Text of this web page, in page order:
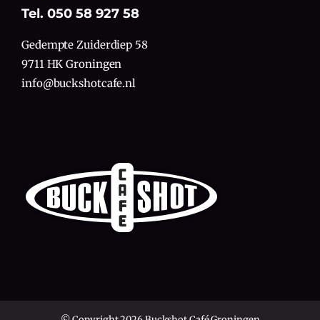
Tel. 050 58 927 58
Gedempte Zuiderdiep 58
9711 HK Groningen
info@buckshotcafe.nl